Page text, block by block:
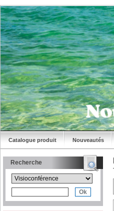
Catalogue produit Nouveautés
Recherche